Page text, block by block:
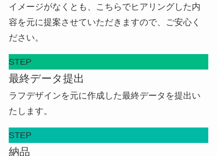
イメージがなくとも、こちらでヒアリングした内
容を元に提案させていただきますので、ご安心く
ださい。
STEP
最終データ提出
ラフデザインを元に作成した最終データを提出い
たします。
STEP
納品